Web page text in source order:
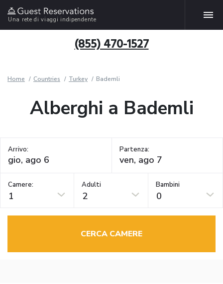
Una rete di viaggi indipendente
(855) 470-1527
Home Countries Turkey Bademli
Alberghi a Bademli
Arrivo: Partenza:
Camere:
1
Adulti
2
Bambini
0
CERCA CAMERE